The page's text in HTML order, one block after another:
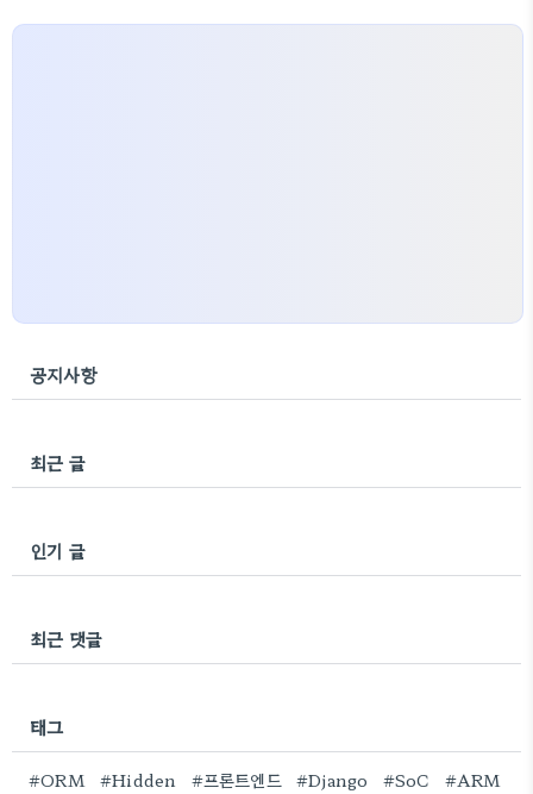
공지사항
최근 글
인기 글
최근 댓글
태그
#ORM #Hidden #프론트엔드 #Django #SoC #ARM